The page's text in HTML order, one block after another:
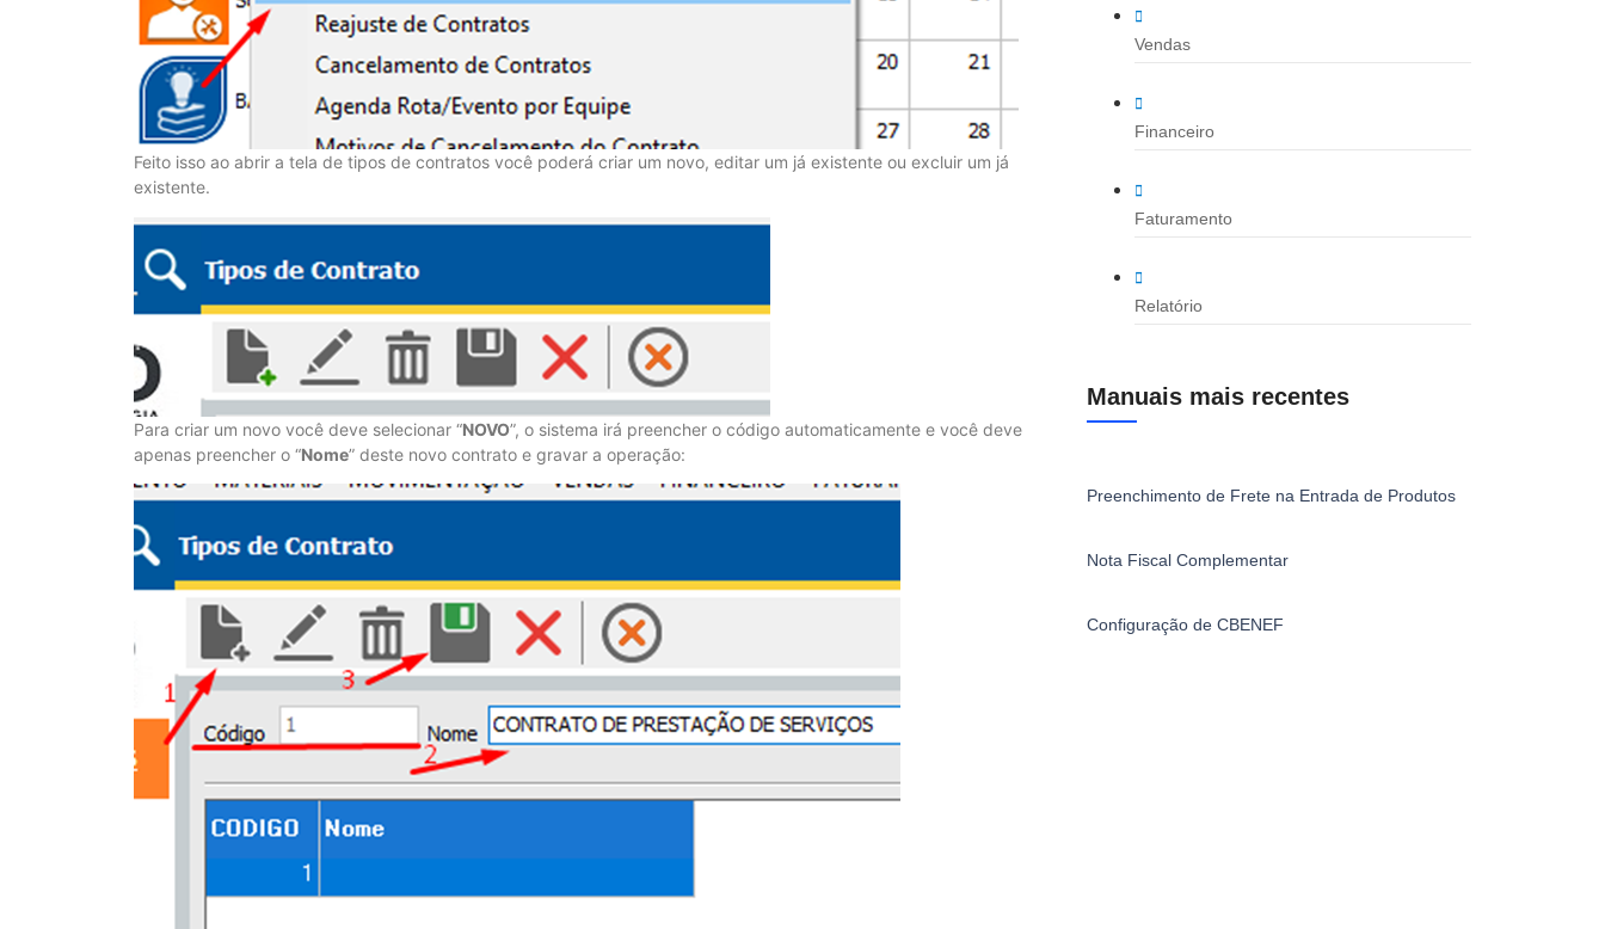
Feito isso ao abrir a tela de tipos de contratos você poderá criar um novo, editar um já existente ou excluir um já
existente.
Para criar um novo você deve selecionar “NOVO”, o sistema irá preencher o código automaticamente e você deve
apenas preencher o “Nome” deste novo contrato e gravar a operação:
Vendas
Financeiro
Faturamento
Relatório
Manuais mais recentes
Preenchimento de Frete na Entrada de Produtos
Nota Fiscal Complementar
Configuração de CBENEF